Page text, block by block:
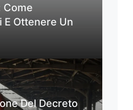
Come
E Ottenere Un
Del Decreto